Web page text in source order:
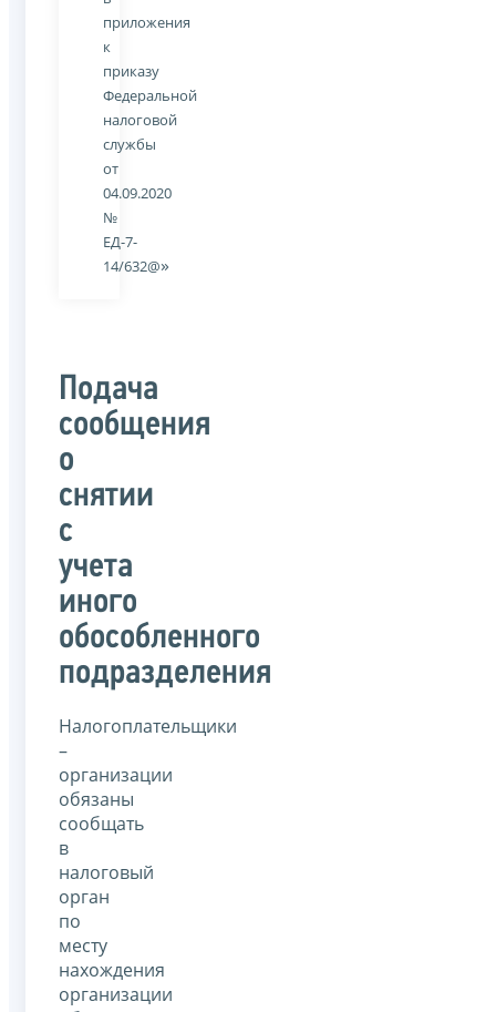
приложения
к
приказу
Федеральной
налоговой
службы
от
04.09.2020
№
ЕД-7-
14/632@»
Подача
сообщения
о
снятии
с
учета
иного
обособленного
подразделения
Налогоплательщики
–
организации
обязаны
сообщать
в
налоговый
орган
по
месту
нахождения
организации